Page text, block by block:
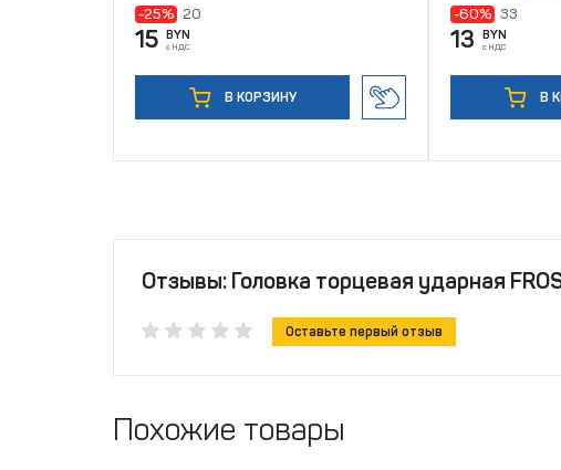
-25% 20
15 BYN
с НДС
В КОРЗИНУ
-60% 33
13 BYN
с НДС
В
Отзывы: Головка торцевая ударная
Оставьте первый отзыв
Похожие товары